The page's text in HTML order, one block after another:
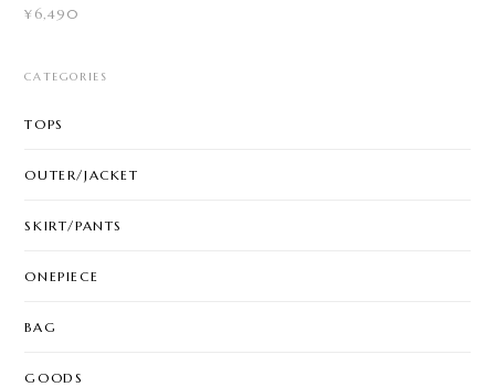
¥6,490
CATEGORIES
TOPS
OUTER/JACKET
SKIRT/PANTS
ONEPIECE
BAG
GOODS